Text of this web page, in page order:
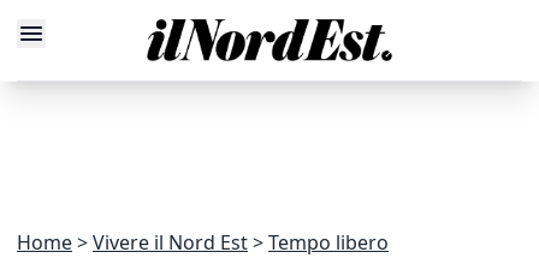
Home Vivere il Nord Est Tempo libero